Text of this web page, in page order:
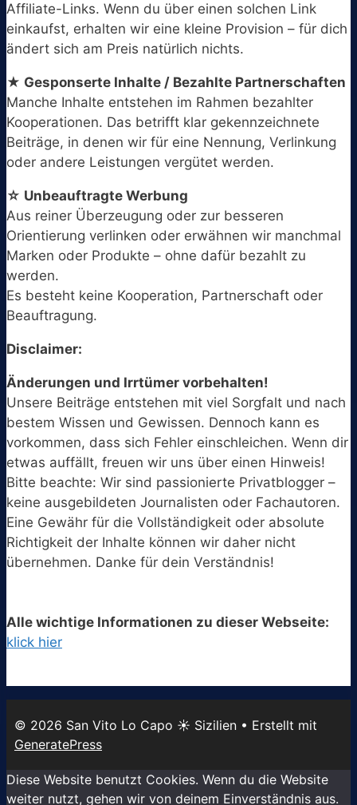
Affiliate-Links. Wenn du über einen solchen Link
einkaufst, erhalten wir eine kleine Provision – für dich
ändert sich am Preis natürlich nichts.
★ Gesponserte Inhalte / Bezahlte Partnerschaften
Manche Inhalte entstehen im Rahmen bezahlter
Kooperationen. Das betrifft klar gekennzeichnete
Beiträge, in denen wir für eine Nennung, Verlinkung
oder andere Leistungen vergütet werden.
☆ Unbeauftragte Werbung
Aus reiner Überzeugung oder zur besseren
Orientierung verlinken oder erwähnen wir manchmal
Marken oder Produkte – ohne dafür bezahlt zu
werden.
Es besteht keine Kooperation, Partnerschaft oder
Beauftragung.
Disclaimer:
Änderungen und Irrtümer vorbehalten!
Unsere Beiträge entstehen mit viel Sorgfalt und nach
bestem Wissen und Gewissen. Dennoch kann es
vorkommen, dass sich Fehler einschleichen. Wenn dir
etwas auffällt, freuen wir uns über einen Hinweis!
Bitte beachte: Wir sind passionierte Privatblogger –
keine ausgebildeten Journalisten oder Fachautoren.
Eine Gewähr für die Vollständigkeit oder absolute
Richtigkeit der Inhalte können wir daher nicht
übernehmen. Danke für dein Verständnis!
Alle wichtige Informationen zu dieser Webseite:
klick hier
© 2026 San Vito Lo Capo ☀️ Sizilien • Erstellt mit
GeneratePress
Diese Website benutzt Cookies. Wenn du die Website
weiter nutzt, gehen wir von deinem Einverständnis aus.